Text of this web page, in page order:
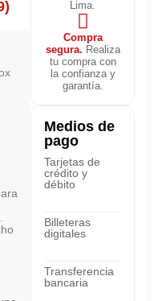
Lima.
Compra
segura. Realiza
tu compra con
la confianza y
garantía.
Medios de
pago
Tarjetas de
crédito y
débito
Billeteras
digitales
Transferencia
bancaria